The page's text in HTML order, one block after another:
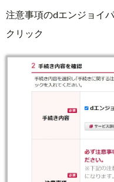
注意事項のdエンジョイ
クリック